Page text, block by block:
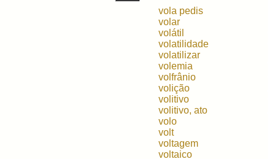
vola pedis
volar
volátil
volatilidade
volatilizar
volemia
volfrânio
volição
volitivo
volitivo, ato
volo
volt
voltagem
voltaico